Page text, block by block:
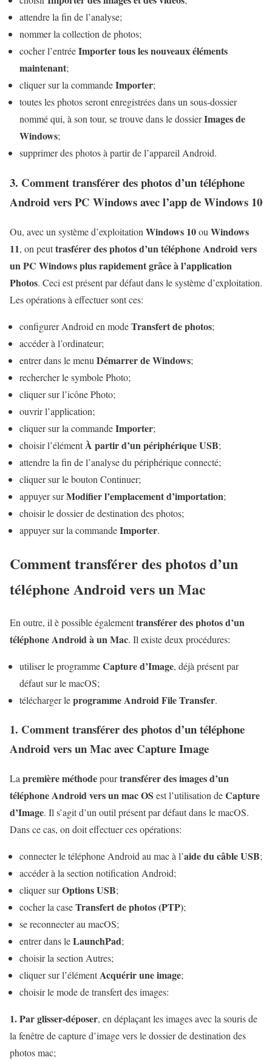
attendre la fin de l’analyse;
nommer la collection de photos;
cocher l’entréeImporter tous les nouveaux éléments
maintenant;
cliquer sur la commandeImporter;
toutes les photos seront enregistrées dans un sous-dossier
nommé qui, à son tour, se trouve dans le dossierImages de
Windows;
supprimer des photos à partir de l’appareil Android.
3. Comment transférer des photos d’un téléphone
Android vers PC Windows avec l’app de Windows 10
Ou, avec un système d’exploitation Windows 10ou Windows
11, on peuttrasférer des photos d’un téléphone Android vers
un PC Windows plus rapidement grâce à l’application
Photos. Ceci est présent par défaut dans le système d’exploitation.
Les opérations à effectuer sont ces:
configurer Android en modeTransfert de photos;
accéder à l’ordinateur;
entrer dans le menu Démarrer de Windows;
rechercher le symbole Photo;
cliquer sur l’icône Photo;
ouvrir l’application;
cliquer sur la commandeImporter;
choisir l’élémentÀ partir d’un périphérique USB;
attendre la fin de l’analyse du périphérique connecté;
cliquer sur le bouton Continuer;
appuyer surModifier l’emplacement d’importation;
choisir le dossier de destination des photos;
appuyer sur la commandeImporter.
Comment transférer des photos d’un
téléphone Android vers un Mac
En outre, il è possible égalementtransférer des photos d’un
téléphone Android à un Mac. Il existe deux procédures:
utiliser le programmeCapture d’Image, déjà présent par
défaut sur le macOS;
télécharger leprogramme Android File Transfer.
1. Comment transférer des photos d’un téléphone
Android vers un Mac avec Capture Image
La première méthodepourtransférer des images d’un
téléphone Android vers un mac OS est l’utilisation deCapture
d’Image. Il s’agit d’un outil présent par défaut dans le macOS.
Dans ce cas, on doit effectuer ces opérations:
connecter le téléphone Android au mac à l’aide du câble USB;
accéder à la section notification Android;
cliquer surOptions USB;
cocher la caseTransfert de photos (PTP);
se reconnecter au macOS;
entrer dans leLaunchPad;
choisir la section Autres;
cliquer sur l’élémentAcquérir une image;
choisir le mode de transfert des images:
1. Par glisser-déposer, en déplaçant les images avec la souris de
la fenêtre de capture d’image vers le dossier de destination des
photos mac;